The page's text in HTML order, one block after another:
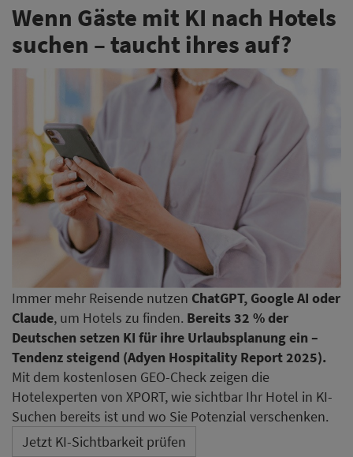
Wenn Gäste mit KI nach Hotels
suchen – taucht ihres auf?
Immer mehr Reisende nutzen ChatGPT, Google AI oder
Claude, um Hotels zu finden. Bereits 32 % der
Deutschen setzen KI für ihre Urlaubsplanung ein –
Tendenz steigend (Adyen Hospitality Report 2025).
Mit dem kostenlosen GEO-Check zeigen die
Hotelexperten von XPORT, wie sichtbar Ihr Hotel in KI-
Suchen bereits ist und wo Sie Potenzial verschenken.
Jetzt KI-Sichtbarkeit prüfen